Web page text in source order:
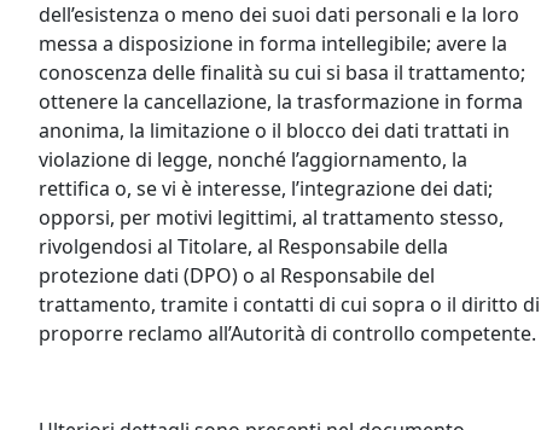
dell’esistenza o meno dei suoi dati personali e la loro
messa a disposizione in forma intellegibile; avere la
conoscenza delle finalità su cui si basa il trattamento;
ottenere la cancellazione, la trasformazione in forma
anonima, la limitazione o il blocco dei dati trattati in
violazione di legge, nonché l’aggiornamento, la
rettifica o, se vi è interesse, l’integrazione dei dati;
opporsi, per motivi legittimi, al trattamento stesso,
rivolgendosi al Titolare, al Responsabile della
protezione dati (DPO) o al Responsabile del
trattamento, tramite i contatti di cui sopra o il diritto di
proporre reclamo all’Autorità di controllo competente.